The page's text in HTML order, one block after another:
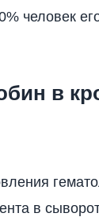
человек
в
в